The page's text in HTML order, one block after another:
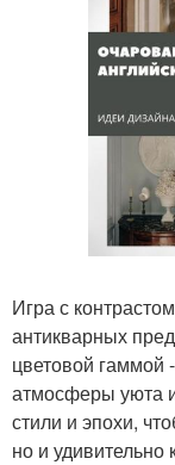
Игра с
антикварных
цветовой гаммой
атмосферы уюта
стили и эпохи,
но и